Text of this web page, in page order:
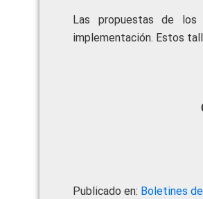
Las propuestas de los
implementación. Estos
Publicado en: Boletines